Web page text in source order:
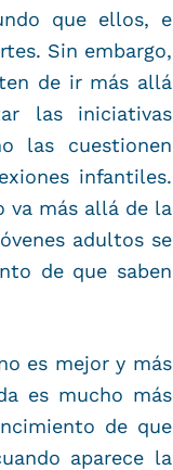
que ellos, e
Sin embargo,
de ir más allá
las iniciativas
las cuestionen
infantiles.
va más allá de la
adultos se
de que saben
es mejor y más
es mucho más
de que
aparece la